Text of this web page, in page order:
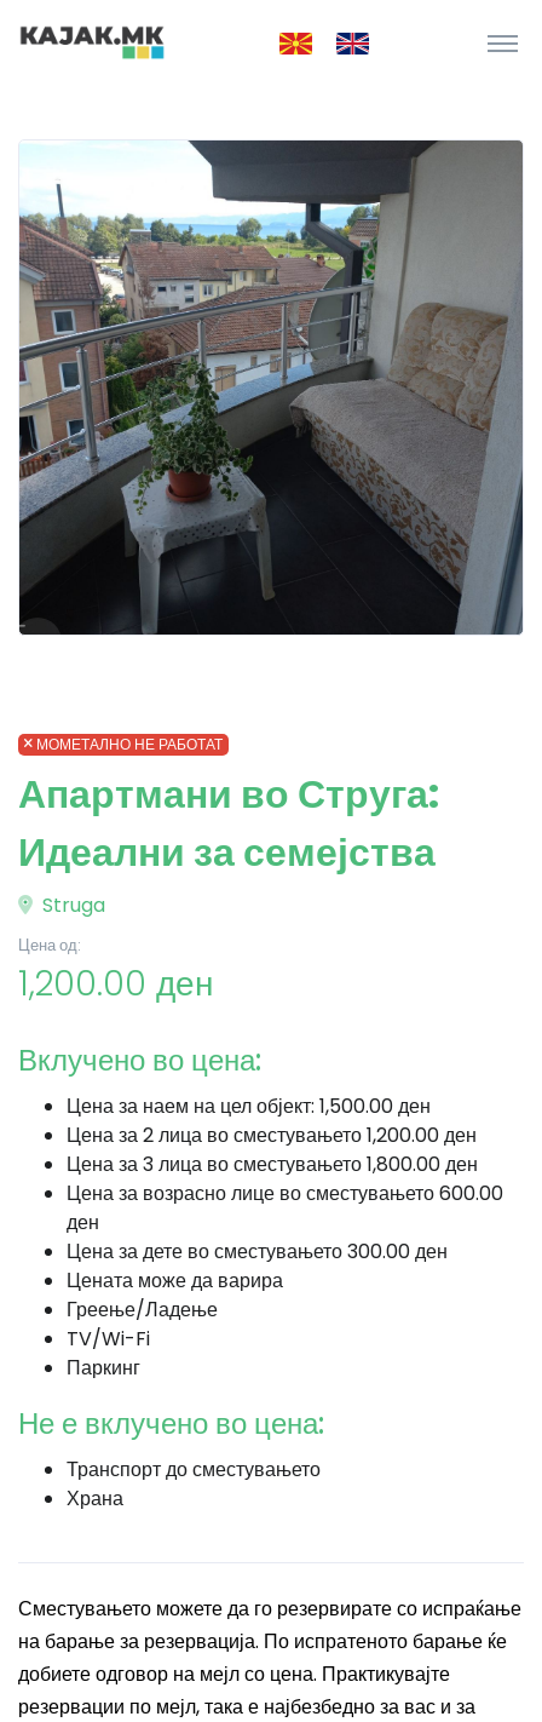
МОМЕТАЛНО НЕ РАБОТАТ
Апартмани во Струга:
Идеални за семејства
Struga
Цена од:
1,200.00 ден
Вклучено во цена:
Цена за наем на цел објект: 1,500.00 ден
Цена за 2 лица во сместувањето 1,200.00 ден
Цена за 3 лица во сместувањето 1,800.00 ден
Цена за возрасно лице во сместувањето 600.00
ден
Цена за дете во сместувањето 300.00 ден
Цената може да варира
Греење/Ладење
TV/Wi-Fi
Паркинг
Не е вклучено во цена:
Транспорт до сместувањето
Храна
Сместувањето можете да го резервирате со испраќање
на барање за резервација. По испратеното барање ќе
добиете одговор на мејл со цена. Практикувајте
резервации по мејл, така е најбезбедно за вас и за